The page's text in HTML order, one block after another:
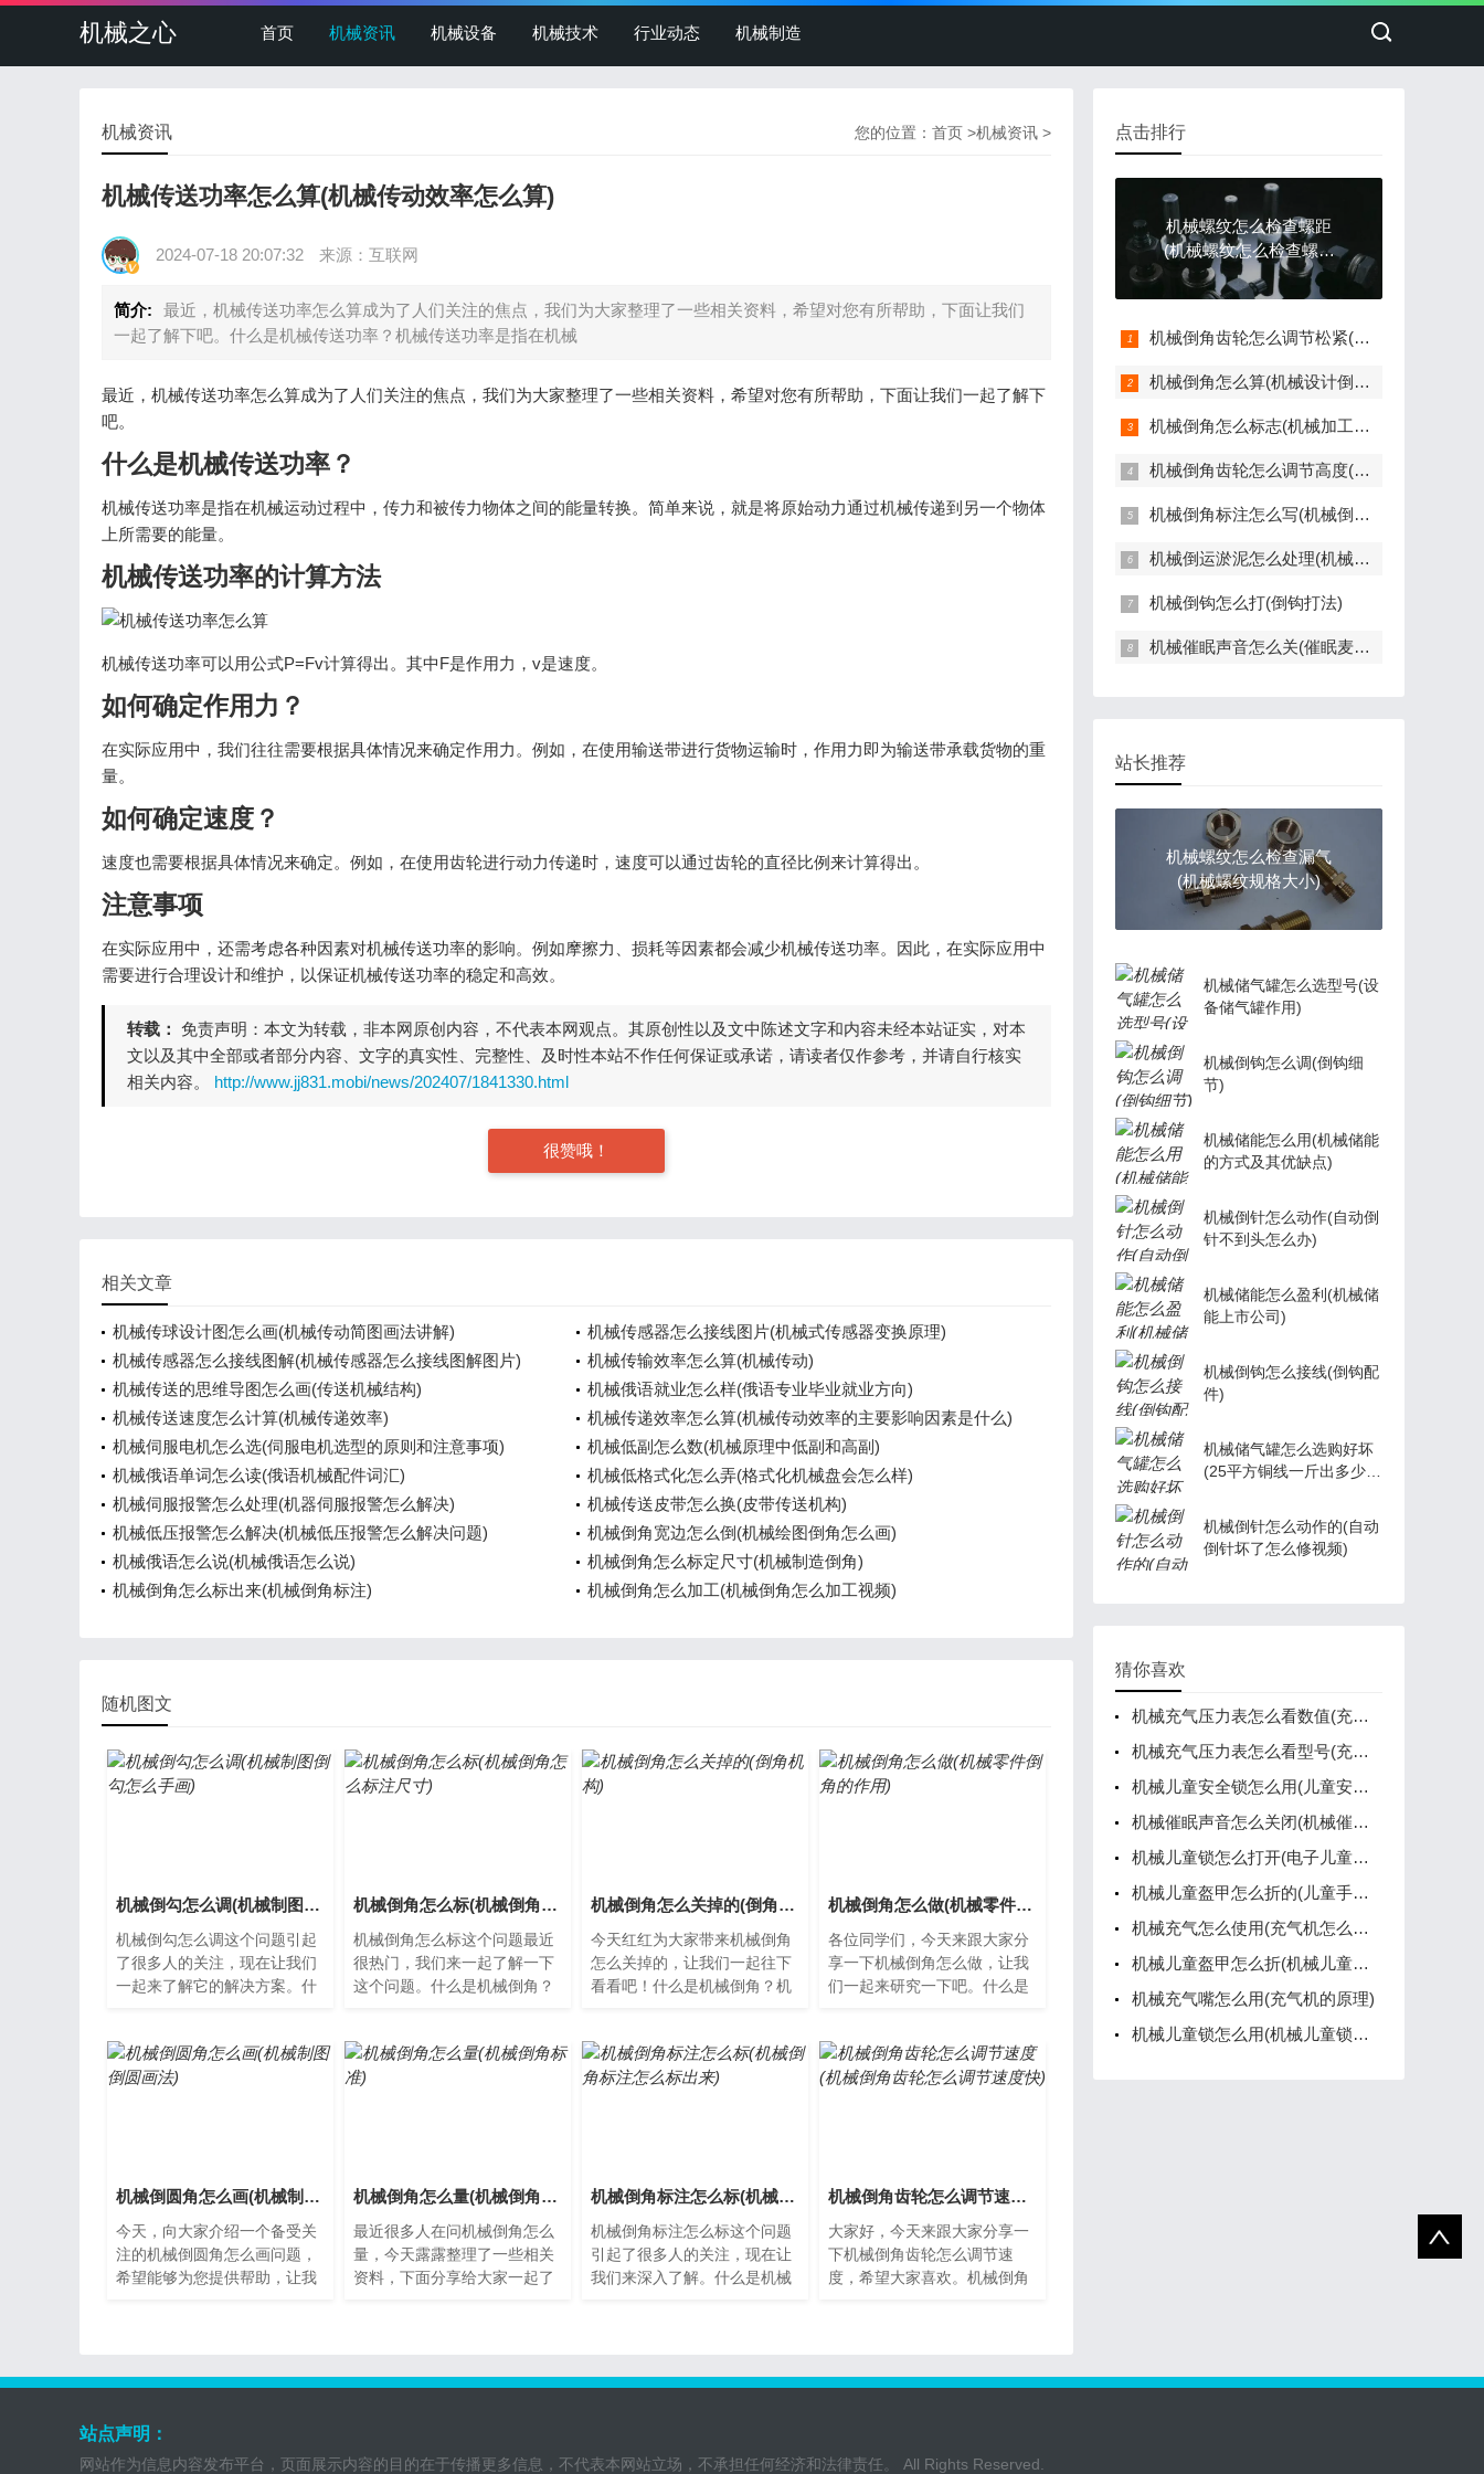
机械之心 首页 机械资讯 机械设备 机械技术 行业动态 机械制造
您的位置： 首页 >机械资讯 >
机械资讯
机械传送功率怎么算(机械传动效率怎么算)
2024-07-18 20:07:32 来源：互联网
简介:
最近，机械传送功率怎么算成为了人们关注的焦点，我们为大家整理了一些相关资料，希望对您有所帮助，下面让我们
一起了解下吧。什么是机械传送功率？机械传送功率是指在机械
最近，机械传送功率怎么算成为了人们关注的焦点，我们为大家整理了一些相关资料，希望对您有所帮助，下面让我们一起了解下
吧。
什么是机械传送功率？
机械传送功率是指在机械运动过程中，传力和被传力物体之间的能量转换。简单来说，就是将原始动力通过机械传递到另一个物体
上所需要的能量。
机械传送功率的计算方法
机械传送功率可以用公式P=Fv计算得出。其中F是作用力，v是速度。
如何确定作用力？
在实际应用中，我们往往需要根据具体情况来确定作用力。例如，在使用输送带进行货物运输时，作用力即为输送带承载货物的重
量。
如何确定速度？
速度也需要根据具体情况来确定。例如，在使用齿轮进行动力传递时，速度可以通过齿轮的直径比例来计算得出。
注意事项
在实际应用中，还需考虑各种因素对机械传送功率的影响。例如摩擦力、损耗等因素都会减少机械传送功率。因此，在实际应用中
需要进行合理设计和维护，以保证机械传送功率的稳定和高效。
转载： 免责声明：本文为转载，非本网原创内容，不代表本网观点。其原创性以及文中陈述文字和内容未经本站证实，对本
文以及其中全部或者部分内容、文字的真实性、完整性、及时性本站不作任何保证或承诺，请读者仅作参考，并请自行核实
相关内容。 http://www.jj831.mobi/news/202407/1841330.html
很赞哦！
相关文章
机械传球设计图怎么画(机械传动简图画法讲解)
机械传感器怎么接线图片(机械式传感器变换原理)
机械传感器怎么接线图解(机械传感器怎么接线图解图片)
机械传输效率怎么算(机械传动)
机械传送的思维导图怎么画(传送机械结构)
机械俄语就业怎么样(俄语专业毕业就业方向)
机械传送速度怎么计算(机械传递效率)
机械传递效率怎么算(机械传动效率的主要影响因素是什么)
机械伺服电机怎么选(伺服电机选型的原则和注意事项)
机械低副怎么数(机械原理中低副和高副)
机械俄语单词怎么读(俄语机械配件词汇)
机械低格式化怎么弄(格式化机械盘会怎么样)
机械伺服报警怎么处理(机器伺服报警怎么解决)
机械传送皮带怎么换(皮带传送机构)
机械低压报警怎么解决(机械低压报警怎么解决问题)
机械倒角宽边怎么倒(机械绘图倒角怎么画)
机械俄语怎么说(机械俄语怎么说)
机械倒角怎么标定尺寸(机械制造倒角)
机械倒角怎么标出来(机械倒角标注)
机械倒角怎么加工(机械倒角怎么加工视频)
随机图文
机械倒勾怎么调(机械制图倒勾怎么手画)
机械倒勾怎么调这个问题引起
了很多人的关注，现在让我们
一起来了解它的解决方案。什
车...
机械倒角怎么标(机械倒角怎么标注尺寸)
机械倒角怎么标这个问题最近
很热门，我们来一起了解一下
这个问题。什么是机械倒角？
技...
机械倒角怎么关掉的(倒角机构)
今天红红为大家带来机械倒角
怎么关掉的，让我们一起往下
看看吧！什么是机械倒角？机
弧...
机械倒角怎么做(机械零件倒角的作用)
各位同学们，今天来跟大家分
享一下机械倒角怎么做，让我
们一起来研究一下吧。什么是
工...
机械倒圆角怎么画(机械制图倒圆画法)
今天，向大家介绍一个备受关
注的机械倒圆角怎么画问题，
希望能够为您提供帮助，让我
机械倒角怎么量(机械倒角标准)
最近很多人在问机械倒角怎么
量，今天露露整理了一些相关
资料，下面分享给大家一起了
机械倒角标注怎么标(机械倒角标注怎么标出来)
机械倒角标注怎么标这个问题
引起了很多人的关注，现在让
我们来深入了解。什么是机械
机械倒角齿轮怎么调节速度(机械倒角齿轮怎么调节速度快)
大家好，今天来跟大家分享一
下机械倒角齿轮怎么调节速
度，希望大家喜欢。机械倒角
点击排行
机械螺纹怎么检查螺距
(机械螺纹怎么检查螺距
是否正常)
机械倒角齿轮怎么调节松紧(机械倒角齿轮怎么调节松紧度视频)
机械倒角怎么算(机械设计倒角的标注方法)
机械倒角怎么标志(机械加工倒角的各种标注)
机械倒角齿轮怎么调节高度(齿轮倒角机使用视频)
机械倒角标注怎么写(机械倒角标注怎么写好看)
机械倒运淤泥怎么处理(机械倒运淤泥怎么处理的)
机械倒钩怎么打(倒钩打法)
机械催眠声音怎么关(催眠麦克风按键声音怎么关)
站长推荐
机械螺纹怎么检查漏气
(机械螺纹规格大小)
机械储气罐怎么选型号(设
备储气罐作用)
机械倒钩怎么调(倒钩细
节)
机械储能怎么用(机械储能
的方式及其优缺点)
机械倒针怎么动作(自动倒
针不到头怎么办)
机械储能怎么盈利(机械储
能上市公司)
机械倒钩怎么接线(倒钩配
件)
机械储气罐怎么选购好坏
(25平方铜线一斤出多少
机械倒针怎么动作的(自动
倒针坏了怎么修视频)
猜你喜欢
机械充气压力表怎么看数值(充气压力表不准怎么调)
机械充气压力表怎么看型号(充气压力表数字显示的怎么用)
机械儿童安全锁怎么用(儿童安全锁在哪)
机械催眠声音怎么关闭(机械催眠声音怎么关闭的)
机械儿童锁怎么打开(电子儿童锁和机械儿童锁)
机械儿童盔甲怎么折的(儿童手工盔甲)
机械充气怎么使用(充气机怎么充气)
机械儿童盔甲怎么折(机械儿童盔甲怎么折的)
机械充气嘴怎么用(充气机的原理)
机械儿童锁怎么用(机械儿童锁怎么用指纹解锁)
站点声明：
网站作为信息内容发布平台，页面展示内容的目的在于传播更多信息，不代表本网站立场，不承担任何经济和法律责任。 All Rights Reserved.